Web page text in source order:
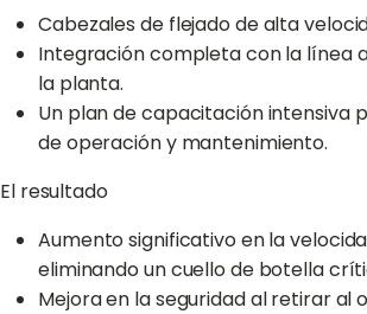
Cabezales de flejado de alta
Integración completa con la línea
la planta.
Un plan de capacitación intensiva
de operación y mantenimiento.
El resultado
Aumento significativo en la
eliminando un cuello de botella
Mejora en la seguridad al retirar al